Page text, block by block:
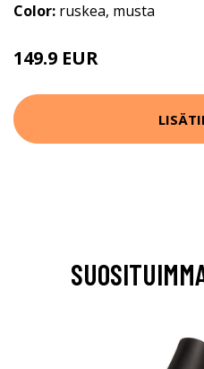
Color: ruskea, musta
149.9 EUR